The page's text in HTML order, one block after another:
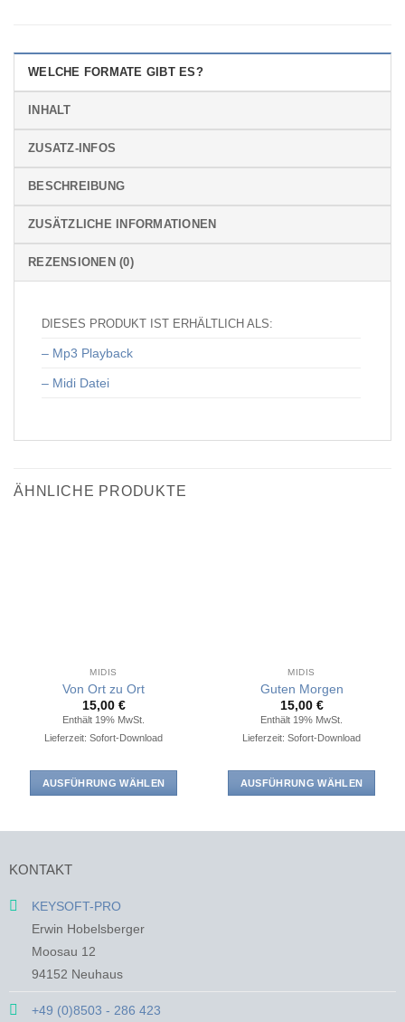
WELCHE FORMATE GIBT ES?
INHALT
ZUSATZ-INFOS
BESCHREIBUNG
ZUSÄTZLICHE INFORMATIONEN
REZENSIONEN (0)
DIESES PRODUKT IST ERHÄLTLICH ALS:
– Mp3 Playback
– Midi Datei
ÄHNLICHE PRODUKTE
MIDIS
Von Ort zu Ort
15,00 €
Enthält 19% MwSt.
Lieferzeit: Sofort-Download
AUSFÜHRUNG WÄHLEN
auf.
Optionen
auf
der
Produktseite
MIDIS
Guten Morgen
15,00 €
Enthält 19% MwSt.
Lieferzeit: Sofort-Download
AUSFÜHRUNG WÄHLEN
der
KONTAKT
KEYSOFT-PRO
Erwin Hobelsberger
Moosau 12
94152 Neuhaus
+49 (0)8503 - 286 423